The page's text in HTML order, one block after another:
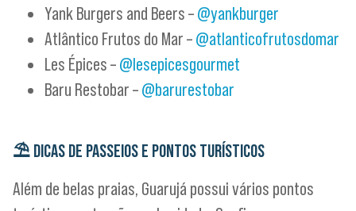
Yank Burgers and Beers –@yankburger
Atlântico Frutos do Mar –@atlanticofrutosdomar
Les Épices –@lesepicesgourmet
Baru Restobar –@barurestobar
⛱️DICAS DE PASSEIOS E PONTOS TURÍSTICOS
Além de belas praias, Guarujá possui vários pontos